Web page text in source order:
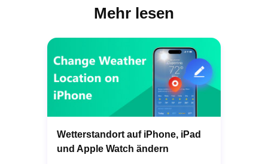
Mehr lesen
Wetterstandort auf iPhone, iPad
und Apple Watch ändern